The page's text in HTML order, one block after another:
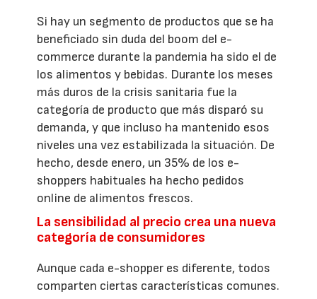
Si hay un segmento de productos que se ha
beneficiado sin duda del boom del e-
commerce durante la pandemia ha sido el de
los alimentos y bebidas. Durante los meses
más duros de la crisis sanitaria fue la
categoría de producto que más disparó su
demanda, y que incluso ha mantenido esos
niveles una vez estabilizada la situación. De
hecho, desde enero, un 35% de los e-
shoppers habituales ha hecho pedidos
online de alimentos frescos.
La sensibilidad al precio crea una nueva
categoría de consumidores
Aunque cada e-shopper es diferente, todos
comparten ciertas características comunes.